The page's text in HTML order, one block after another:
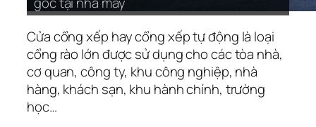
Cửa cổng xếp hay cổng xếp tự động là loại
cổng rào lớn được sử dụng cho các tòa nhà,
cơ quan, công ty, khu công nghiệp, nhà
hàng, khách sạn, khu hành chính, trường
học…